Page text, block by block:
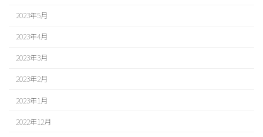
2023年5月
2023年4月
2023年3月
2023年2月
2023年1月
2022年12月